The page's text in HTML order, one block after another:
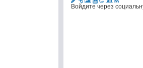
Войдите через